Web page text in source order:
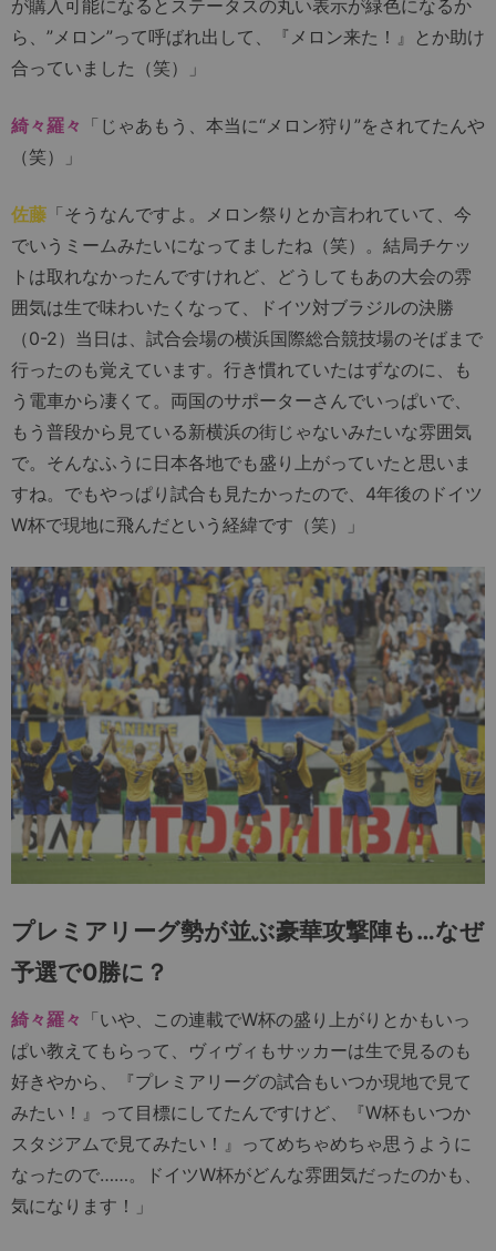
が購入可能になるとステータスの丸い表示が緑色になるか
ら、”メロン”って呼ばれ出して、『メロン来た！』とか助け
合っていました（笑）」
綺々羅々 「じゃあもう、本当に“メロン狩り”をされてたんや
（笑）」
佐藤 「そうなんですよ。メロン祭りとか言われていて、今
でいうミームみたいになってましたね（笑）。結局チケッ
トは取れなかったんですけれど、どうしてもあの大会の雰
囲気は生で味わいたくなって、ドイツ対ブラジルの決勝
（0-2）当日は、試合会場の横浜国際総合競技場のそばまで
行ったのも覚えています。行き慣れていたはずなのに、も
う電車から凄くて。両国のサポーターさんでいっぱいで、
もう普段から見ている新横浜の街じゃないみたいな雰囲気
で。そんなふうに日本各地でも盛り上がっていたと思いま
すね。でもやっぱり試合も見たかったので、4年後のドイツ
W杯で現地に飛んだという経緯です（笑）」
プレミアリーグ勢が並ぶ豪華攻撃陣も…なぜ
予選で0勝に？
綺々羅々 「いや、この連載でW杯の盛り上がりとかもいっ
ぱい教えてもらって、ヴィヴィもサッカーは生で見るのも
好きやから、『プレミアリーグの試合もいつか現地で見て
みたい！』って目標にしてたんですけど、『W杯もいつか
スタジアムで見てみたい！』ってめちゃめちゃ思うように
なったので……。ドイツW杯がどんな雰囲気だったのかも、
気になります！」